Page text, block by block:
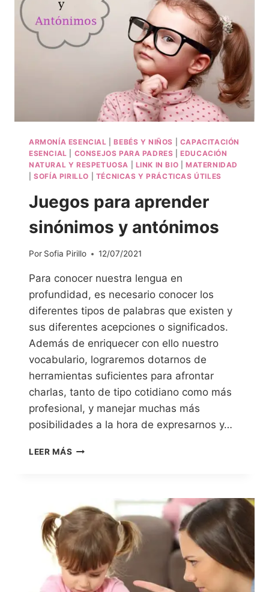
ARMONÍA ESENCIAL |BEBÉS Y NIÑOS
CAPACITACIÓN
ESENCIAL
CONSEJOS PARA PADRES |EDUCACIÓN
NATURAL Y RESPETUOSA
LINK IN BIO |MATERNIDAD
|SOFÍA PIRILLO TÉCNICAS Y PRÁCTICAS ÚTILES
Juegos para aprender
sinónimos y antónimos
Por Sofia Pirillo 12/07/2021
Para conocer nuestra lengua en
profundidad, es necesario conocer los
diferentes tipos de palabras que existen y
sus diferentes acepciones o significados.
Además de enriquecer con ello nuestro
vocabulario, lograremos dotarnos de
herramientas suficientes para afrontar
charlas, tanto de tipo cotidiano como más
profesional, y manejar muchas más
posibilidades a la hora de expresarnos y…
LEER MÁS